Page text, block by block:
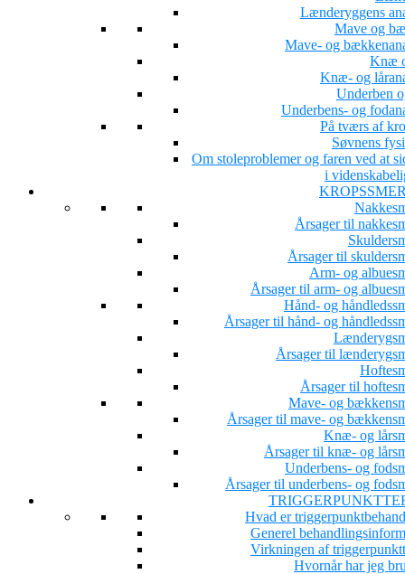
Lænderyggens
Mave og
Mave- og
Knæ
Knæ- og
Underben
Underbens- og
På tværs af
Søvnens
Om stoleproblemer og faren ved at
i
Årsager til
Årsager til
Arm- og
Årsager til arm- og
Hånd- og
Årsager til hånd- og
Årsager til
Årsager til
Mave- og
Årsager til mave- og
Knæ- og
Årsager til knæ- og
Underbens- og
Årsager til underbens- og
Hvad er
Generel
Virkningen af
Hvornår har jeg